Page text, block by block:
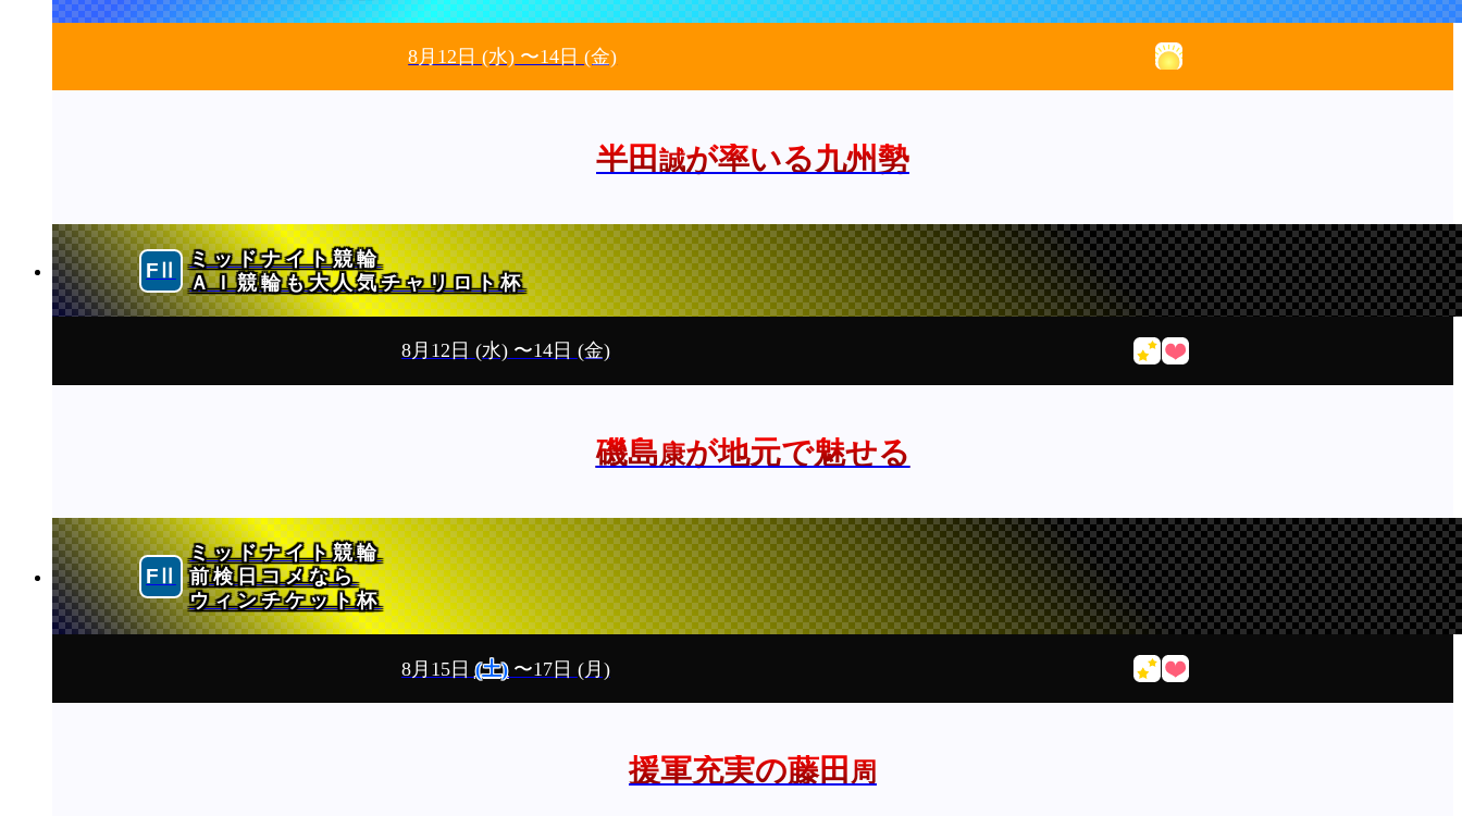
8月12日(水) 〜14日(金)
半田誠が率いる九州勢
ミッドナイト競輪
ＡＩ競輪も大人気チャリロト杯
8月12日 (水)〜14日 (金)
磯島康が地元で魅せる
ミッドナイト競輪
前検日コメなら
ウィンチケット杯
8月15日(土)〜17日 (月)
援軍充実の藤田周